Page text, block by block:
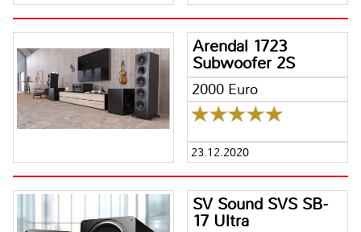
Arendal 1723
Subwoofer 2S
2000 Euro
23.12.2020
SV Sound SVS SB-
17 Ultra